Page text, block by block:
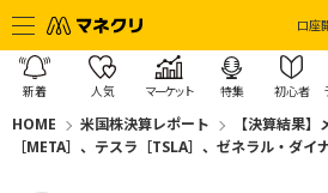
口座
新着 人気 マーケット 特集 初心者
HOME 米国株決算レポート
【決算結果
［META］、テスラ［TSLA］、ゼネラル・ダイ